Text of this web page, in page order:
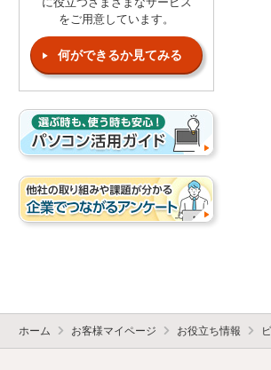
をご用意しています。
何ができるか見てみる
ホーム お客様マイページ お役立ち情報